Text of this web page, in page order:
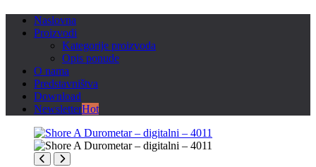
Naslovna
Proizvodi
Kategorije proizvoda
Opis ponude
O nama
Predstavništva
Download
NewsletterHot